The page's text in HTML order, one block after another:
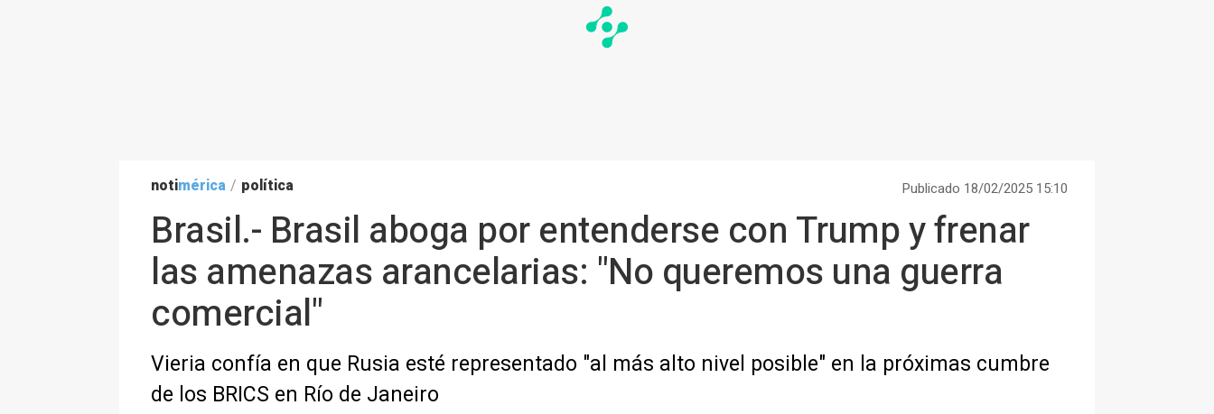
notimérica / política Publicado 18/02/2025 15:10
Brasil.- Brasil aboga por entenderse con Trump y frenar
las amenazas arancelarias: "No queremos una guerra
comercial"
Vieria confía en que Rusia esté representado "al más alto nivel posible" en la próximas cumbre
de los BRICS en Río de Janeiro